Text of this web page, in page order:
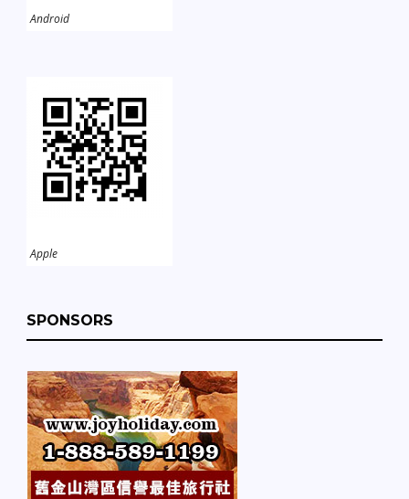
Android
Apple
SPONSORS